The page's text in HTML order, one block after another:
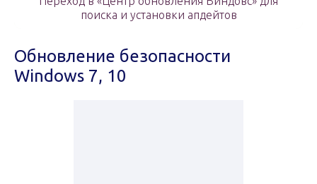
поиска и установки апдейтов
Обновление безопасности
Windows 7, 10